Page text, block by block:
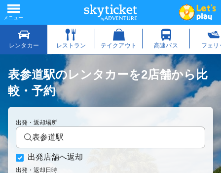
表参道駅のレンタカーを2店舗から比
較・予約
出発・返却場所
表参道駅
出発店舗へ返却
出発・返却日時